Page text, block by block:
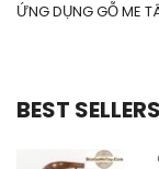
ỨNG DỤNG GỖ ME
BEST SELLERS